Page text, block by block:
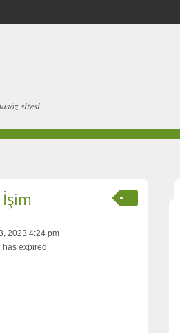
sitesi
2023 4:24 pm
has expired